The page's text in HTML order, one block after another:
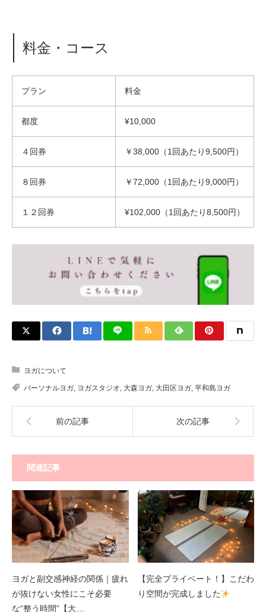
料金・コース
プラン 料金
都度 ¥10,000
４回券 ￥38,000（1回あたり9,500円）
８回券 ￥72,000（1回あたり9,000円）
１２回券 ¥102,000（1回あたり8,500円）
ヨガについて
パーソナルヨガ ヨガスタジオ 大森ヨガ 大田区ヨガ 平和島ヨガ
前の記事 次の記事
関連記事
ヨガと副交感神経の関係｜疲れ
が抜けない女性にこそ必要
な“整う時間”【大…
【完全プライベート！】こだわ
り空間が完成しました